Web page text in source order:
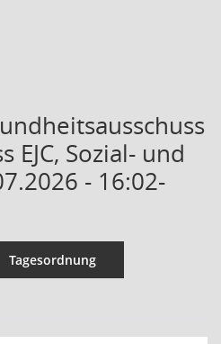
EJC, Sozial- und
- 16:02-
Tagesordnung